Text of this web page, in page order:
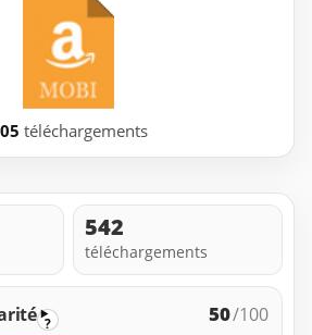
téléchargements
542
téléchargements
? 50/100